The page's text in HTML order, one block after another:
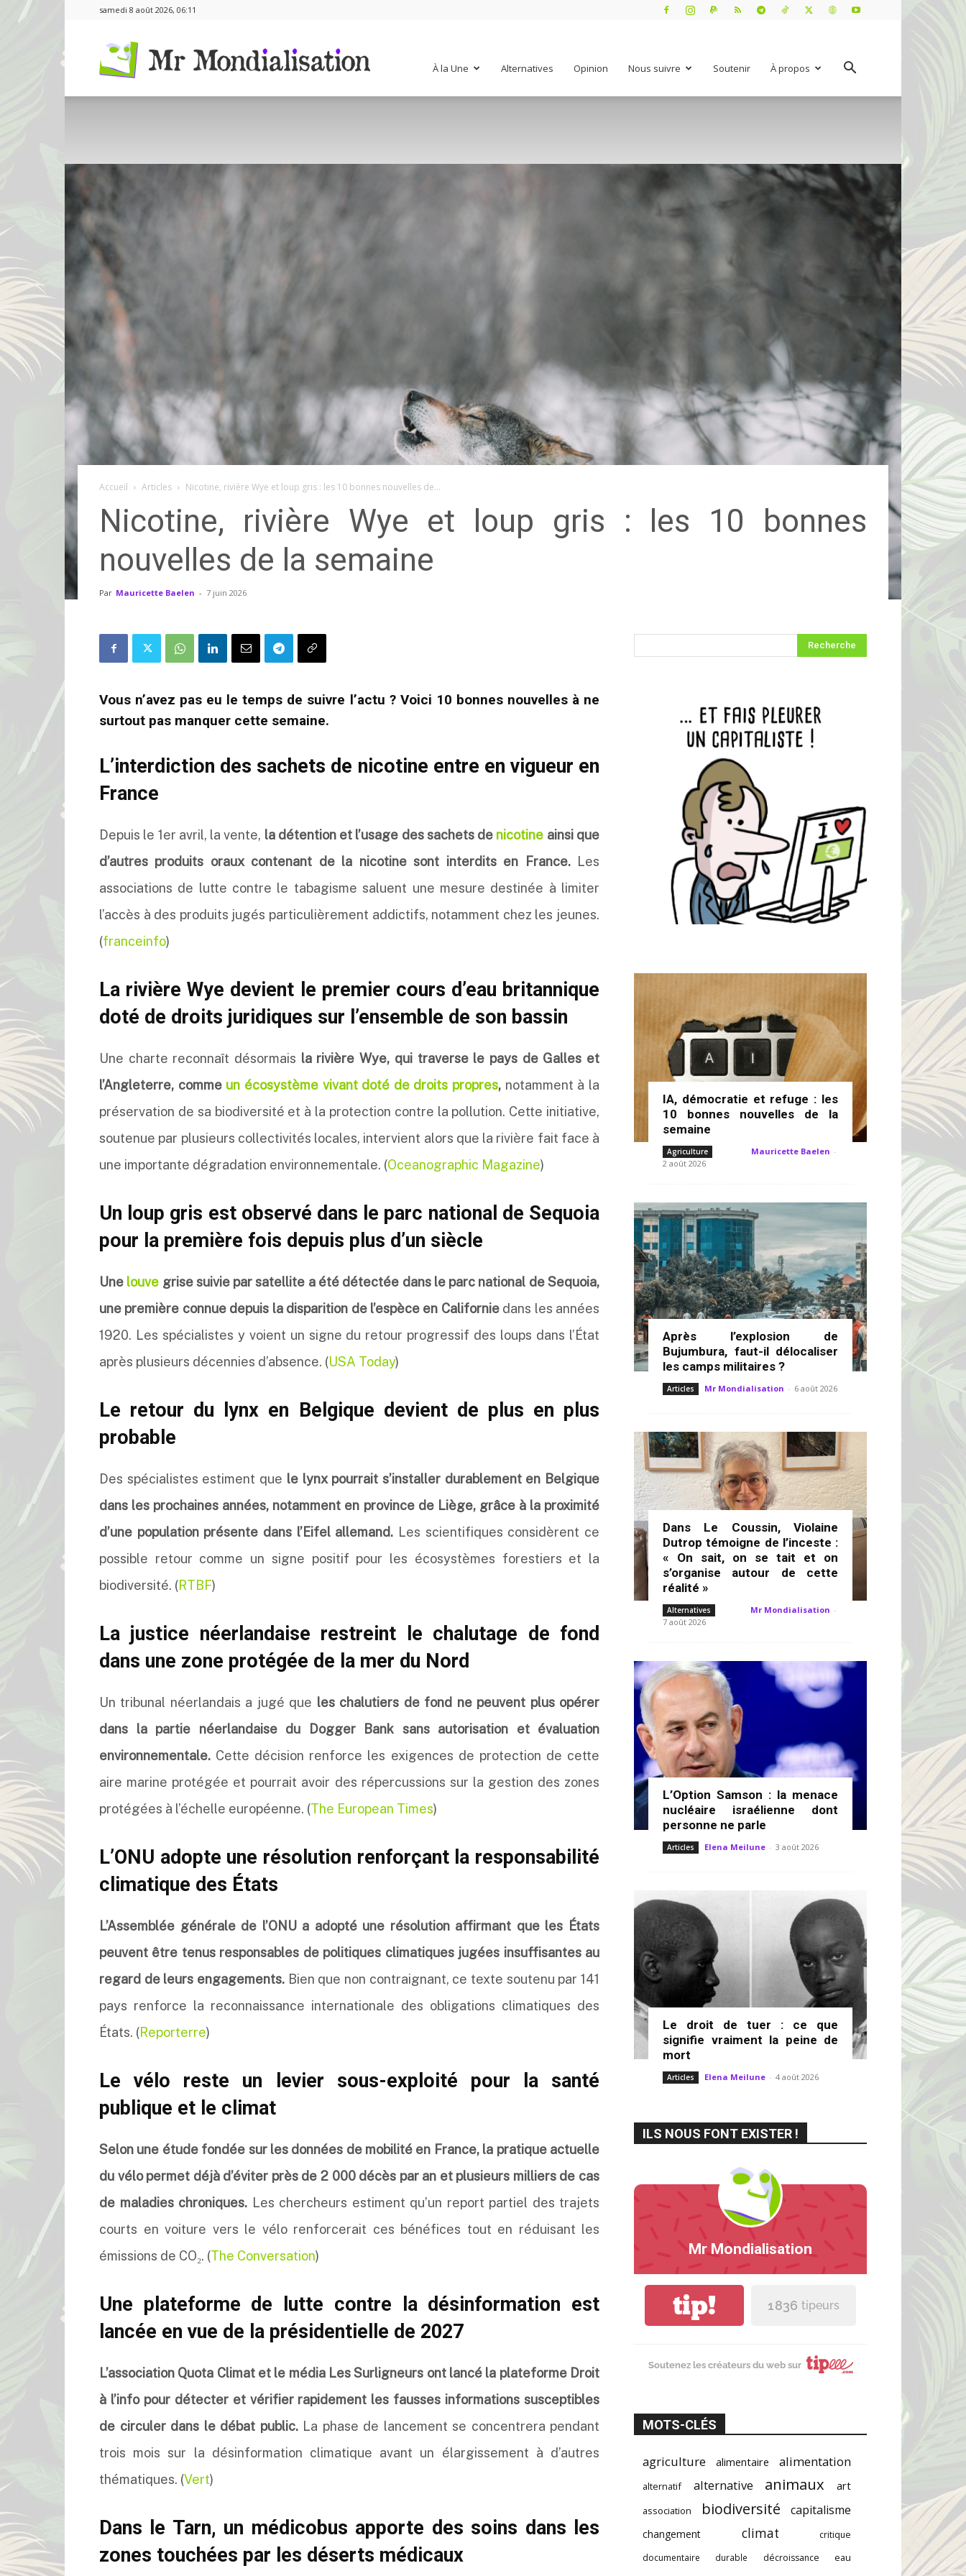
samedi 8 août 2026, 06:11
À la Une Alternatives Opinion Nous suivre Soutenir À propos
Accueil Articles Nicotine, rivière Wye et loup gris : les 10 bonnes nouvelles de...
Nicotine, rivière Wye et loup gris : les 10 bonnes
nouvelles de la semaine
Par Mauricette Baelen - 7 juin 2026
Vous n’avez pas eu le temps de suivre l’actu ? Voici 10 bonnes nouvelles à ne
surtout pas manquer cette semaine.
L’interdiction des sachets de nicotine entre en vigueur en
France
Depuis le 1er avril, la vente, la détention et l’usage des sachets de nicotine ainsi que
d’autres produits oraux contenant de la nicotine sont interdits en France.Les
associations de lutte contre le tabagisme saluent une mesure destinée à limiter
l’accès à des produits jugés particulièrement addictifs, notamment chez les jeunes.
(franceinfo)
La rivière Wye devient le premier cours d’eau britannique
doté de droits juridiques sur l’ensemble de son bassin
Une charte reconnaît désormais la rivière Wye, qui traverse le pays de Galles et
l’Angleterre, comme un écosystème vivant doté de droits propres, notamment à la
préservation de sa biodiversité et à la protection contre la pollution. Cette initiative,
soutenue par plusieurs collectivités locales, intervient alors que la rivière fait face à
une importante dégradation environnementale. (Oceanographic Magazine)
Un loup gris est observé dans le parc national de Sequoia
pour la première fois depuis plus d’un siècle
Une louve grise suivie par satellite a été détectée dans le parc national de Sequoia,
une première connue depuis la disparition de l’espèce en Californiedans les années
1920. Les spécialistes y voient un signe du retour progressif des loups dans l’État
après plusieurs décennies d’absence. (USA Today)
Le retour du lynx en Belgique devient de plus en plus
probable
Des spécialistes estiment que le lynx pourrait s’installer durablement en Belgique
dans les prochaines années, notamment en province de Liège, grâce à la proximité
d’une population présente dans l’Eifel allemand. Les scientifiques considèrent ce
possible retour comme un signe positif pour les écosystèmes forestiers et la
biodiversité. (RTBF)
La justice néerlandaise restreint le chalutage de fond
dans une zone protégée de la mer du Nord
Un tribunal néerlandais a jugé que les chalutiers de fond ne peuvent plus opérer
dans la partie néerlandaise du Dogger Bank sans autorisation et évaluation
environnementale. Cette décision renforce les exigences de protection de cette
aire marine protégée et pourrait avoir des répercussions sur la gestion des zones
protégées à l’échelle européenne. (The European Times)
L’ONU adopte une résolution renforçant la responsabilité
climatique des États
L’Assemblée générale de l’ONU a adopté une résolution affirmant que les États
peuvent être tenus responsables de politiques climatiques jugées insuffisantes au
regard de leurs engagements. Bien que non contraignant, ce texte soutenu par 141
pays renforce la reconnaissance internationale des obligations climatiques des
États. (Reporterre)
Le vélo reste un levier sous-exploité pour la santé
publique et le climat
Selon une étude fondée sur les données de mobilité en France, la pratique actuelle
du vélo permet déjà d’éviter près de 2 000 décès par an et plusieurs milliers de cas
de maladies chroniques. Les chercheurs estiment qu’un report partiel des trajets
courts en voiture vers le vélo renforcerait ces bénéfices tout en réduisant les
émissions de CO₂. (The Conversation)
Une plateforme de lutte contre la désinformation est
lancée en vue de la présidentielle de 2027
L’association Quota Climat et le média Les Surligneurs ont lancé la plateforme Droit
à l’info pour détecter et vérifier rapidement les fausses informations susceptibles
de circuler dans le débat public.La phase de lancement se concentrera pendant
trois mois sur la désinformation climatique avant un élargissement à d’autres
thématiques. (Vert)
Dans le Tarn, un médicobus apporte des soins dans les
zones touchées par les déserts médicaux
IA, démocratie et refuge : les
10 bonnes nouvelles de la
semaine
Agriculture Mauricette Baelen -
2 août 2026
Après l’explosion de
Bujumbura, faut-il délocaliser
les camps militaires ?
Articles Mr Mondialisation - 6 août 2026
Dans Le Coussin, Violaine
Dutrop témoigne de l’inceste :
« On sait, on se tait et on
s’organise autour de cette
réalité »
Alternatives Mr Mondialisation -
7 août 2026
L’Option Samson : la menace
nucléaire israélienne dont
personne ne parle
Articles Elena Meilune - 3 août 2026
Le droit de tuer : ce que
signifie vraiment la peine de
mort
Articles Elena Meilune - 4 août 2026
ILS NOUS FONT EXISTER !
Mr Mondialisation
tip! 1 836 tipeurs
Soutenez les créateurs du web sur
MOTS-CLÉS
agriculture alimentaire alimentation
alternatif alternative animaux art
association biodiversité capitalisme
changement climat
critique
documentaire
durable décroissance eau